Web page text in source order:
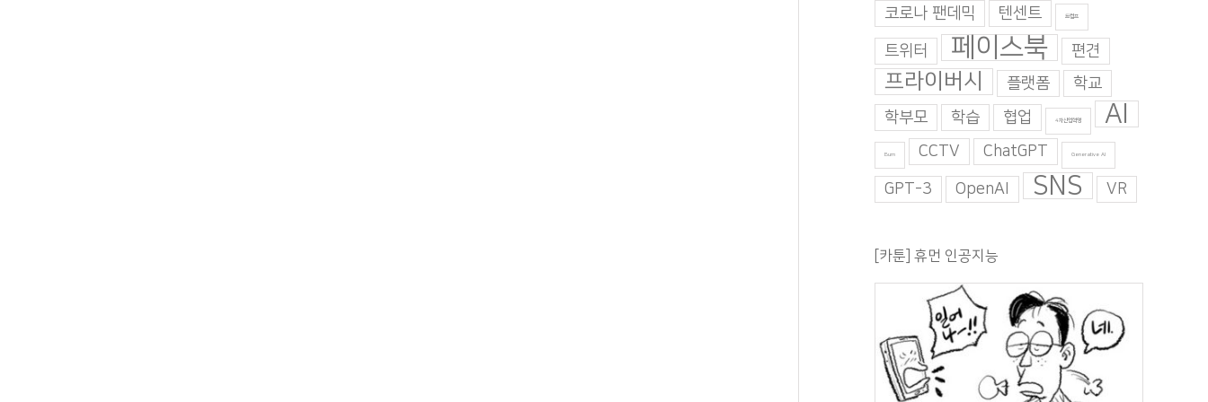
코로나 팬데믹 텐센트 트럼프
트위터 페이스북 편견
프라이버시 플랫폼
학교
학부모
학습 협업 4차산업혁명 AI
Burn CCTV ChatGPT Generative AI
GPT-3 OpenAI SNS VR
[카툰] 휴먼 인공지능